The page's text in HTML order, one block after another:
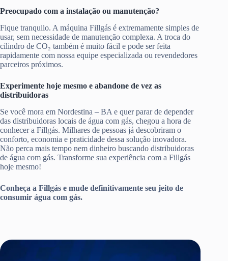
Preocupado com a instalação ou manutenção?
Fique tranquilo. A máquina Fillgás é extremamente simples de
usar, sem necessidade de manutenção complexa. A troca do
cilindro de CO₂ também é muito fácil e pode ser feita
rapidamente com nossa equipe especializada ou revendedores
parceiros próximos.
Experimente hoje mesmo e abandone de vez as
distribuidoras
Se você mora em Nordestina – BA e quer parar de depender
das distribuidoras locais de água com gás, chegou a hora de
conhecer a Fillgás. Milhares de pessoas já descobriram o
conforto, economia e praticidade dessa solução inovadora.
Não perca mais tempo nem dinheiro buscando distribuidoras
de água com gás. Transforme sua experiência com a Fillgás
hoje mesmo!
Conheça a Fillgás e mude definitivamente seu jeito de
consumir água com gás.